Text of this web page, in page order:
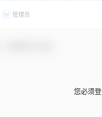
M 管理员
您必须